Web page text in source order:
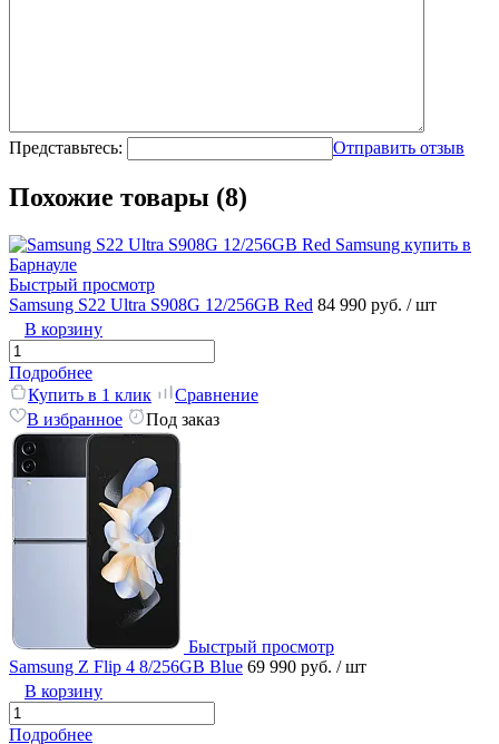
Представьтесь: Отправить отзыв
Похожие товары (8)
Быстрый просмотр
Samsung S22 Ultra S908G 12/256GB Red 84 990 руб. / шт
В корзину
Подробнее
Купить в 1 клик
Сравнение
В избранное
Под заказ
Быстрый просмотр
Samsung Z Flip 4 8/256GB Blue 69 990 руб. / шт
В корзину
Подробнее